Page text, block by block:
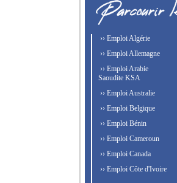
›› Emploi Algérie
›› Emploi Allemagne
›› Emploi Arabie
Saoudite KSA
›› Emploi Australie
›› Emploi Belgique
›› Emploi Bénin
›› Emploi Cameroun
›› Emploi Canada
›› Emploi Côte d'Ivoire